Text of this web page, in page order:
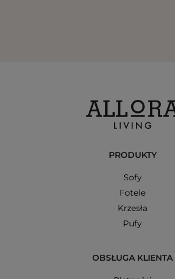
PRODUKTY
Sofy
Fotele
Krzesła
Pufy
OBSŁUGA KLIENTA